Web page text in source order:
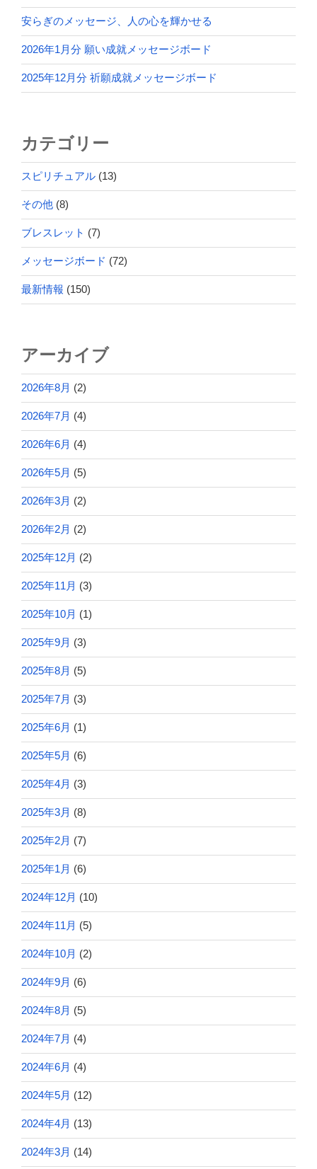
安らぎのメッセージ、人の心を輝かせる
2026年1月分 願い成就メッセージボード
2025年12月分 祈願成就メッセージボード
カテゴリー
スピリチュアル (13)
その他 (8)
ブレスレット (7)
メッセージボード (72)
最新情報 (150)
アーカイブ
2026年8月 (2)
2026年7月 (4)
2026年6月 (4)
2026年5月 (5)
2026年3月 (2)
2026年2月 (2)
2025年12月 (2)
2025年11月 (3)
2025年10月 (1)
2025年9月 (3)
2025年8月 (5)
2025年7月 (3)
2025年6月 (1)
2025年5月 (6)
2025年4月 (3)
2025年3月 (8)
2025年2月 (7)
2025年1月 (6)
2024年12月 (10)
2024年11月 (5)
2024年10月 (2)
2024年9月 (6)
2024年8月 (5)
2024年7月 (4)
2024年6月 (4)
2024年5月 (12)
2024年4月 (13)
2024年3月 (14)